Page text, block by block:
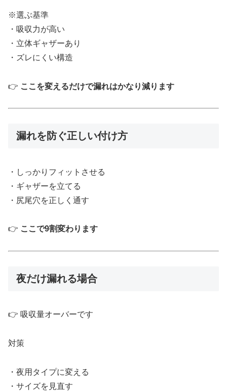
※選ぶ基準
・吸収力が高い
・立体ギャザーあり
・ズレにくい構造
👉 ここを変えるだけで漏れはかなり減ります
漏れを防ぐ正しい付け方
・しっかりフィットさせる
・ギャザーを立てる
・尻尾穴を正しく通す
👉 ここで9割変わります
夜だけ漏れる場合
👉 吸収量オーバーです
対策
・夜用タイプに変える
・サイズを見直す